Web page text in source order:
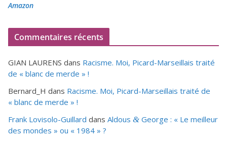
Amazon
Commentaires récents
GIAN LAURENS dans Racisme. Moi, Picard-Marseillais traité
de « blanc de merde » !
Bernard_H dans Racisme. Moi, Picard-Marseillais traité de
« blanc de merde » !
Frank Lovisolo-Guillard dans Aldous & George : « Le meilleur
des mondes » ou « 1984 » ?